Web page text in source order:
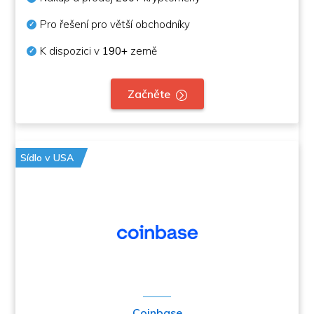
Pro řešení pro větší obchodníky
K dispozici v 190+ země
Začněte
Sídlo v USA